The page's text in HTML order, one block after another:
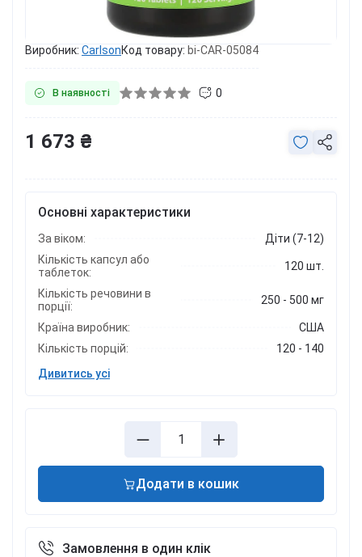
Виробник: CarlsonКод товару: bi-CAR-05084
В наявності 0
Основні характеристики
За віком:
Діти (7-12)
Кількість капсул або
таблеток:
120 шт.
Кількість речовини в
порції:
250 - 500 мг
Країна виробник:
США
Кількість порцій:
120 - 140
Дивитись усі
1 673 ₴
Додати в кошик
Замовлення в один клік